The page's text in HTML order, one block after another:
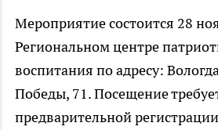
Мероприятие состоится 28
Региональном центре
воспитания по адресу:
Победы, 71. Посещение
предварительной